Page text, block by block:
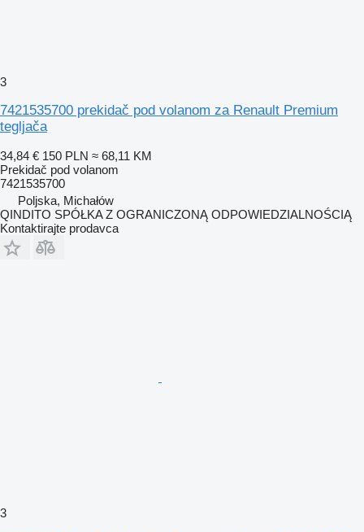
3
7421535700 prekidač pod volanom za Renault Premium
tegljača
34,84 € 150 PLN ≈ 68,11 KM
Prekidač pod volanom
7421535700
Poljska, Michałów
QINDITO SPÓŁKA Z OGRANICZONĄ ODPOWIEDZIALNOŚCIĄ
Kontaktirajte prodavca
3